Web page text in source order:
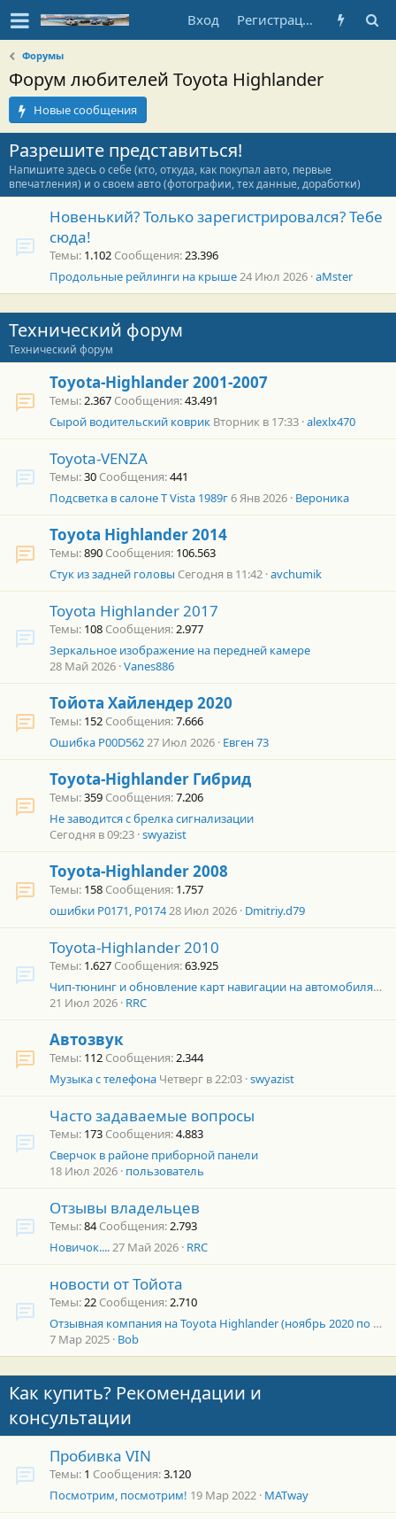
Вход Регистрация
Форумы
Форум любителей Toyota Highlander
Новые сообщения
Разрешите представиться!
Напишите здесь о себе (кто, откуда, как покупал авто, первые
впечатления) и о своем авто (фотографии, тех данные, доработки)
Новенький? Только зарегистрировался? Тебе
сюда!
Темы 1.102 Сообщения 23.396
Продольные рейлинги на крыше24 Июл 2026 aMster
Технический форум
Технический форум
Toyota-Highlander 2001-2007
Темы 2.367 Сообщения 43.491
Сырой водительский коврик Вторник в 17:33 alexlx470
Toyota-VENZA
Темы 30 Сообщения 441
Подсветка в салоне T Vista 1989г6 Янв 2026 Вероника
Toyota Highlander 2014
Темы 890 Сообщения 106.563
Стук из задней головы Сегодня в 11:42 avchumik
Toyota Highlander 2017
Темы 108 Сообщения 2.977
Зеркальное изображение на передней камере
28 Май 2026 Vanes886
Тойота Хайлендер 2020
Темы 152 Сообщения 7.666
Ошибка P00D56227 Июл 2026 Евген 73
Toyota-Highlander Гибрид
Темы 359 Сообщения 7.206
Не заводится с брелка сигнализации
Сегодня в 09:23 swyazist
Toyota-Highlander 2008
Темы 158 Сообщения 1.757
ошибки P0171, P017428 Июл 2026 Dmitriy.d79
Toyota-Highlander 2010
Темы 1.627 Сообщения 63.925
Чип-тюнинг и обновление карт навигации на автомобилях Toyota и Lexus
21 Июл 2026 RRC
Автозвук
Темы 112 Сообщения 2.344
Музыка с телефона Четверг в 22:03 swyazist
Часто задаваемые вопросы
Темы 173 Сообщения 4.883
Сверчок в районе приборной панели
18 Июл 2026 пользователь
Отзывы владельцев
Темы 84 Сообщения 2.793
Новичок....27 Май 2026 RRC
новости от Тойота
Темы 22 Сообщения 2.710
Отзывная компания на Toyota Highlander (ноябрь 2020 по конец апреля 2023.)
7 Мар 2025 Bob
Как купить? Рекомендации и
консультации
Пробивка VIN
Темы 1 Сообщения 3.120
Посмотрим, посмотрим! 19 Мар 2022 MATway